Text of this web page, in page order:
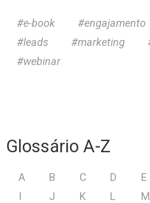
e-book engajamento
leads
marketing
webinar
Glossário A-Z
A B C D E
I
J K L M